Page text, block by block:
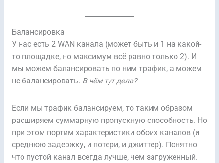
Балансировка
У нас есть 2 WAN канала (может быть и 1 на какой-
то площадке, но максимум всё равно только 2). И
мы можем балансировать по ним трафик, а можем
не балансировать. В чём тут дело?
Если мы трафик балансируем, то таким образом
расширяем суммарную пропускную способность. Но
при этом портим характеристики обоих каналов (и
среднюю задержку, и потери, и джиттер). Понятно
что пустой канал всегда лучше, чем загруженный.